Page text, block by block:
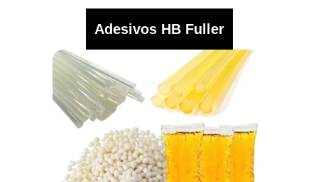
Adesivos HB Fuller